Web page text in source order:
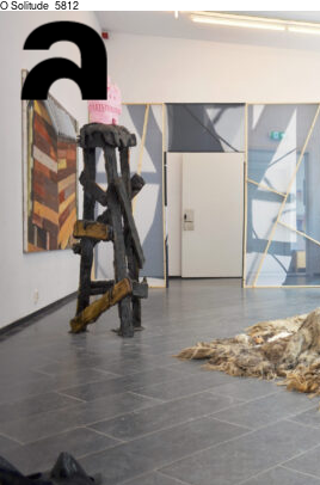
O Solitude_5812